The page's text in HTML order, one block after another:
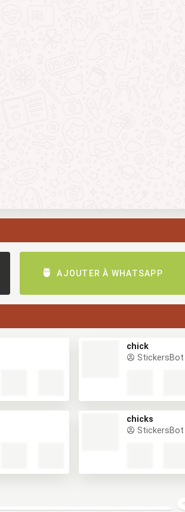
AJOUTER À WHATSAPP
chick
StickersBot
chicks
StickersBot